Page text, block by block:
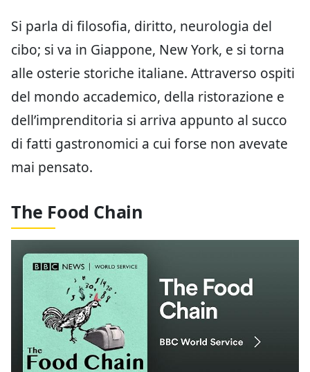
Si parla di filosofia, diritto, neurologia del
cibo; si va in Giappone, New York, e si torna
alle osterie storiche italiane. Attraverso ospiti
del mondo accademico, della ristorazione e
dell’imprenditoria si arriva appunto al succo
di fatti gastronomici a cui forse non avevate
mai pensato.
The Food Chain